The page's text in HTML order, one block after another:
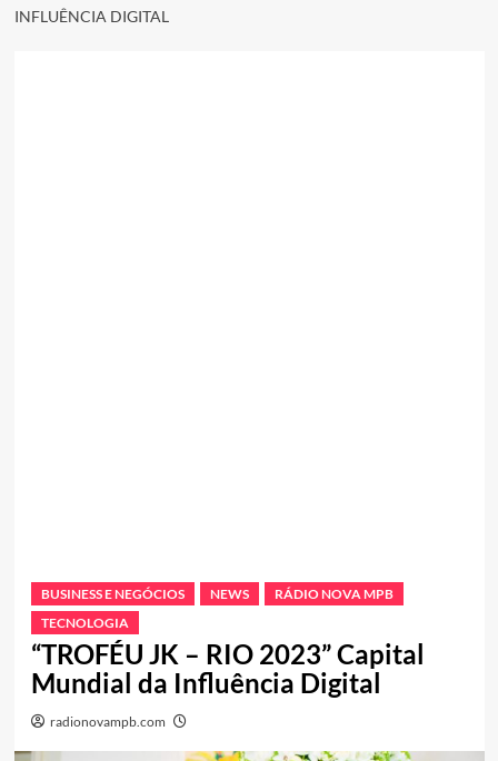
INFLUÊNCIA DIGITAL
BUSINESS E NEGÓCIOS NEWS
RÁDIO NOVA MPB
TECNOLOGIA
“TROFÉU JK – RIO 2023” Capital
Mundial da Influência Digital
radionovampb.com